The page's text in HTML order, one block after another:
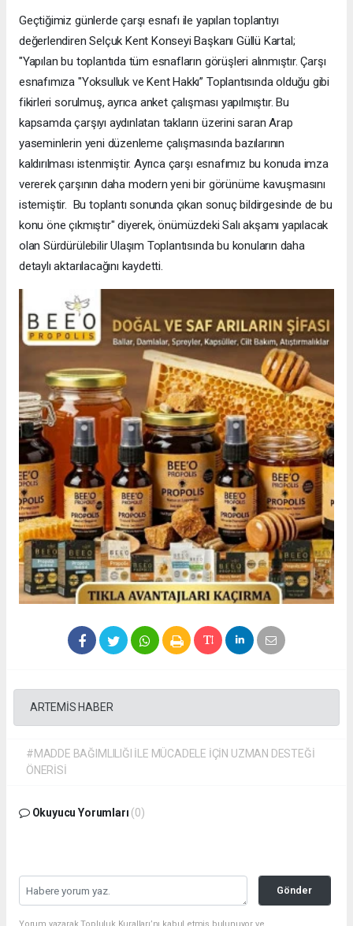
Geçtiğimiz günlerde çarşı esnafı ile yapılan toplantıyı
değerlendiren Selçuk Kent Konseyi Başkanı Güllü Kartal;
"Yapılan bu toplantıda tüm esnafların görüşleri alınmıştır. Çarşı
esnafımıza "Yoksulluk ve Kent Hakkı” Toplantısında olduğu gibi
fikirleri sorulmuş, ayrıca anket çalışması yapılmıştır. Bu
kapsamda çarşıyı aydınlatan takların üzerini saran Arap
yaseminlerin yeni düzenleme çalışmasında bazılarının
kaldırılması istenmiştir. Ayrıca çarşı esnafımız bu konuda imza
vererek çarşının daha modern yeni bir görünüme kavuşmasını
istemiştir. Bu toplantı sonunda çıkan sonuç bildirgesinde de bu
konu öne çıkmıştır" diyerek, önümüzdeki Salı akşamı yapılacak
olan Sürdürülebilir Ulaşım Toplantısında bu konuların daha
detaylı aktarılacağını kaydetti.
ARTEMİS HABER
#MADDE BAĞIMLILIĞI İLE MÜCADELE İÇİN UZMAN DESTEĞİ
ÖNERİSİ
Okuyucu Yorumları (0)
Gönder
Yorum yazarak Topluluk Kuralları’nı kabul etmiş bulunuyor ve